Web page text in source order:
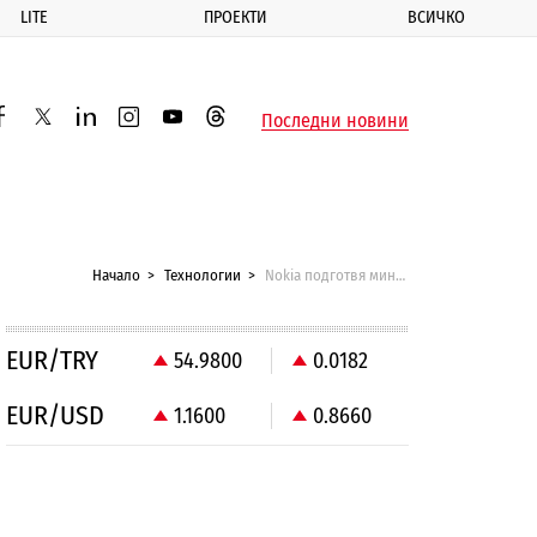
LITE ПРОЕКТИ ВСИЧКО
twitterlinkedininstagram
youtubethreadsПоследни новини
Начало Технологии Nokia подготвя мини модел на фаблета Lumia 1520
EUR/TRY 54.9800 0.0182
EUR/USD 1.1600 0.8660